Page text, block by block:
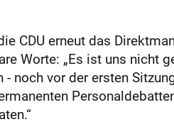
CDU erneut das
Worte: „Es ist uns nicht
noch vor der ersten